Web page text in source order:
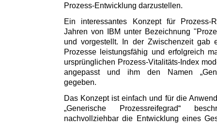
Prozess-Entwicklung darzustellen.
Ein interessantes Konzept für Prozess-
Jahren von IBM unter Bezeichnung
und vorgestellt. In der Zwischenzeit gab
Prozesse leistungsfähig und erfolgreich
ursprünglichen Prozess-Vitalitäts-Index
angepasst und ihm den Namen
gegeben.
Das Konzept ist einfach und für die
„Generische Prozessreifegrad“
nachvollziehbar die Entwicklung eines